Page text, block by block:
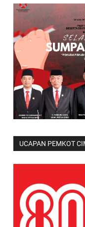
UCAPAN PEMKOT